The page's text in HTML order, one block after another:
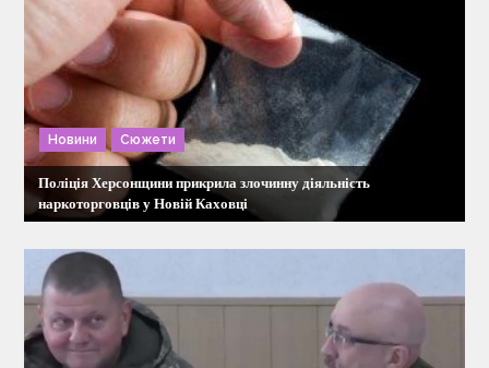
і
я
з
а
п
и
с
Новини Сюжети
Поліція Херсонщини прикрила злочинну діяльність
наркоторговців у Новій Каховці